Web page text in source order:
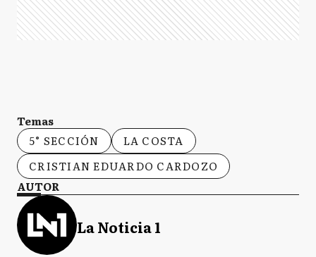
Temas
5° SECCIÓN
LA COSTA
CRISTIAN EDUARDO CARDOZO
AUTOR
La Noticia 1